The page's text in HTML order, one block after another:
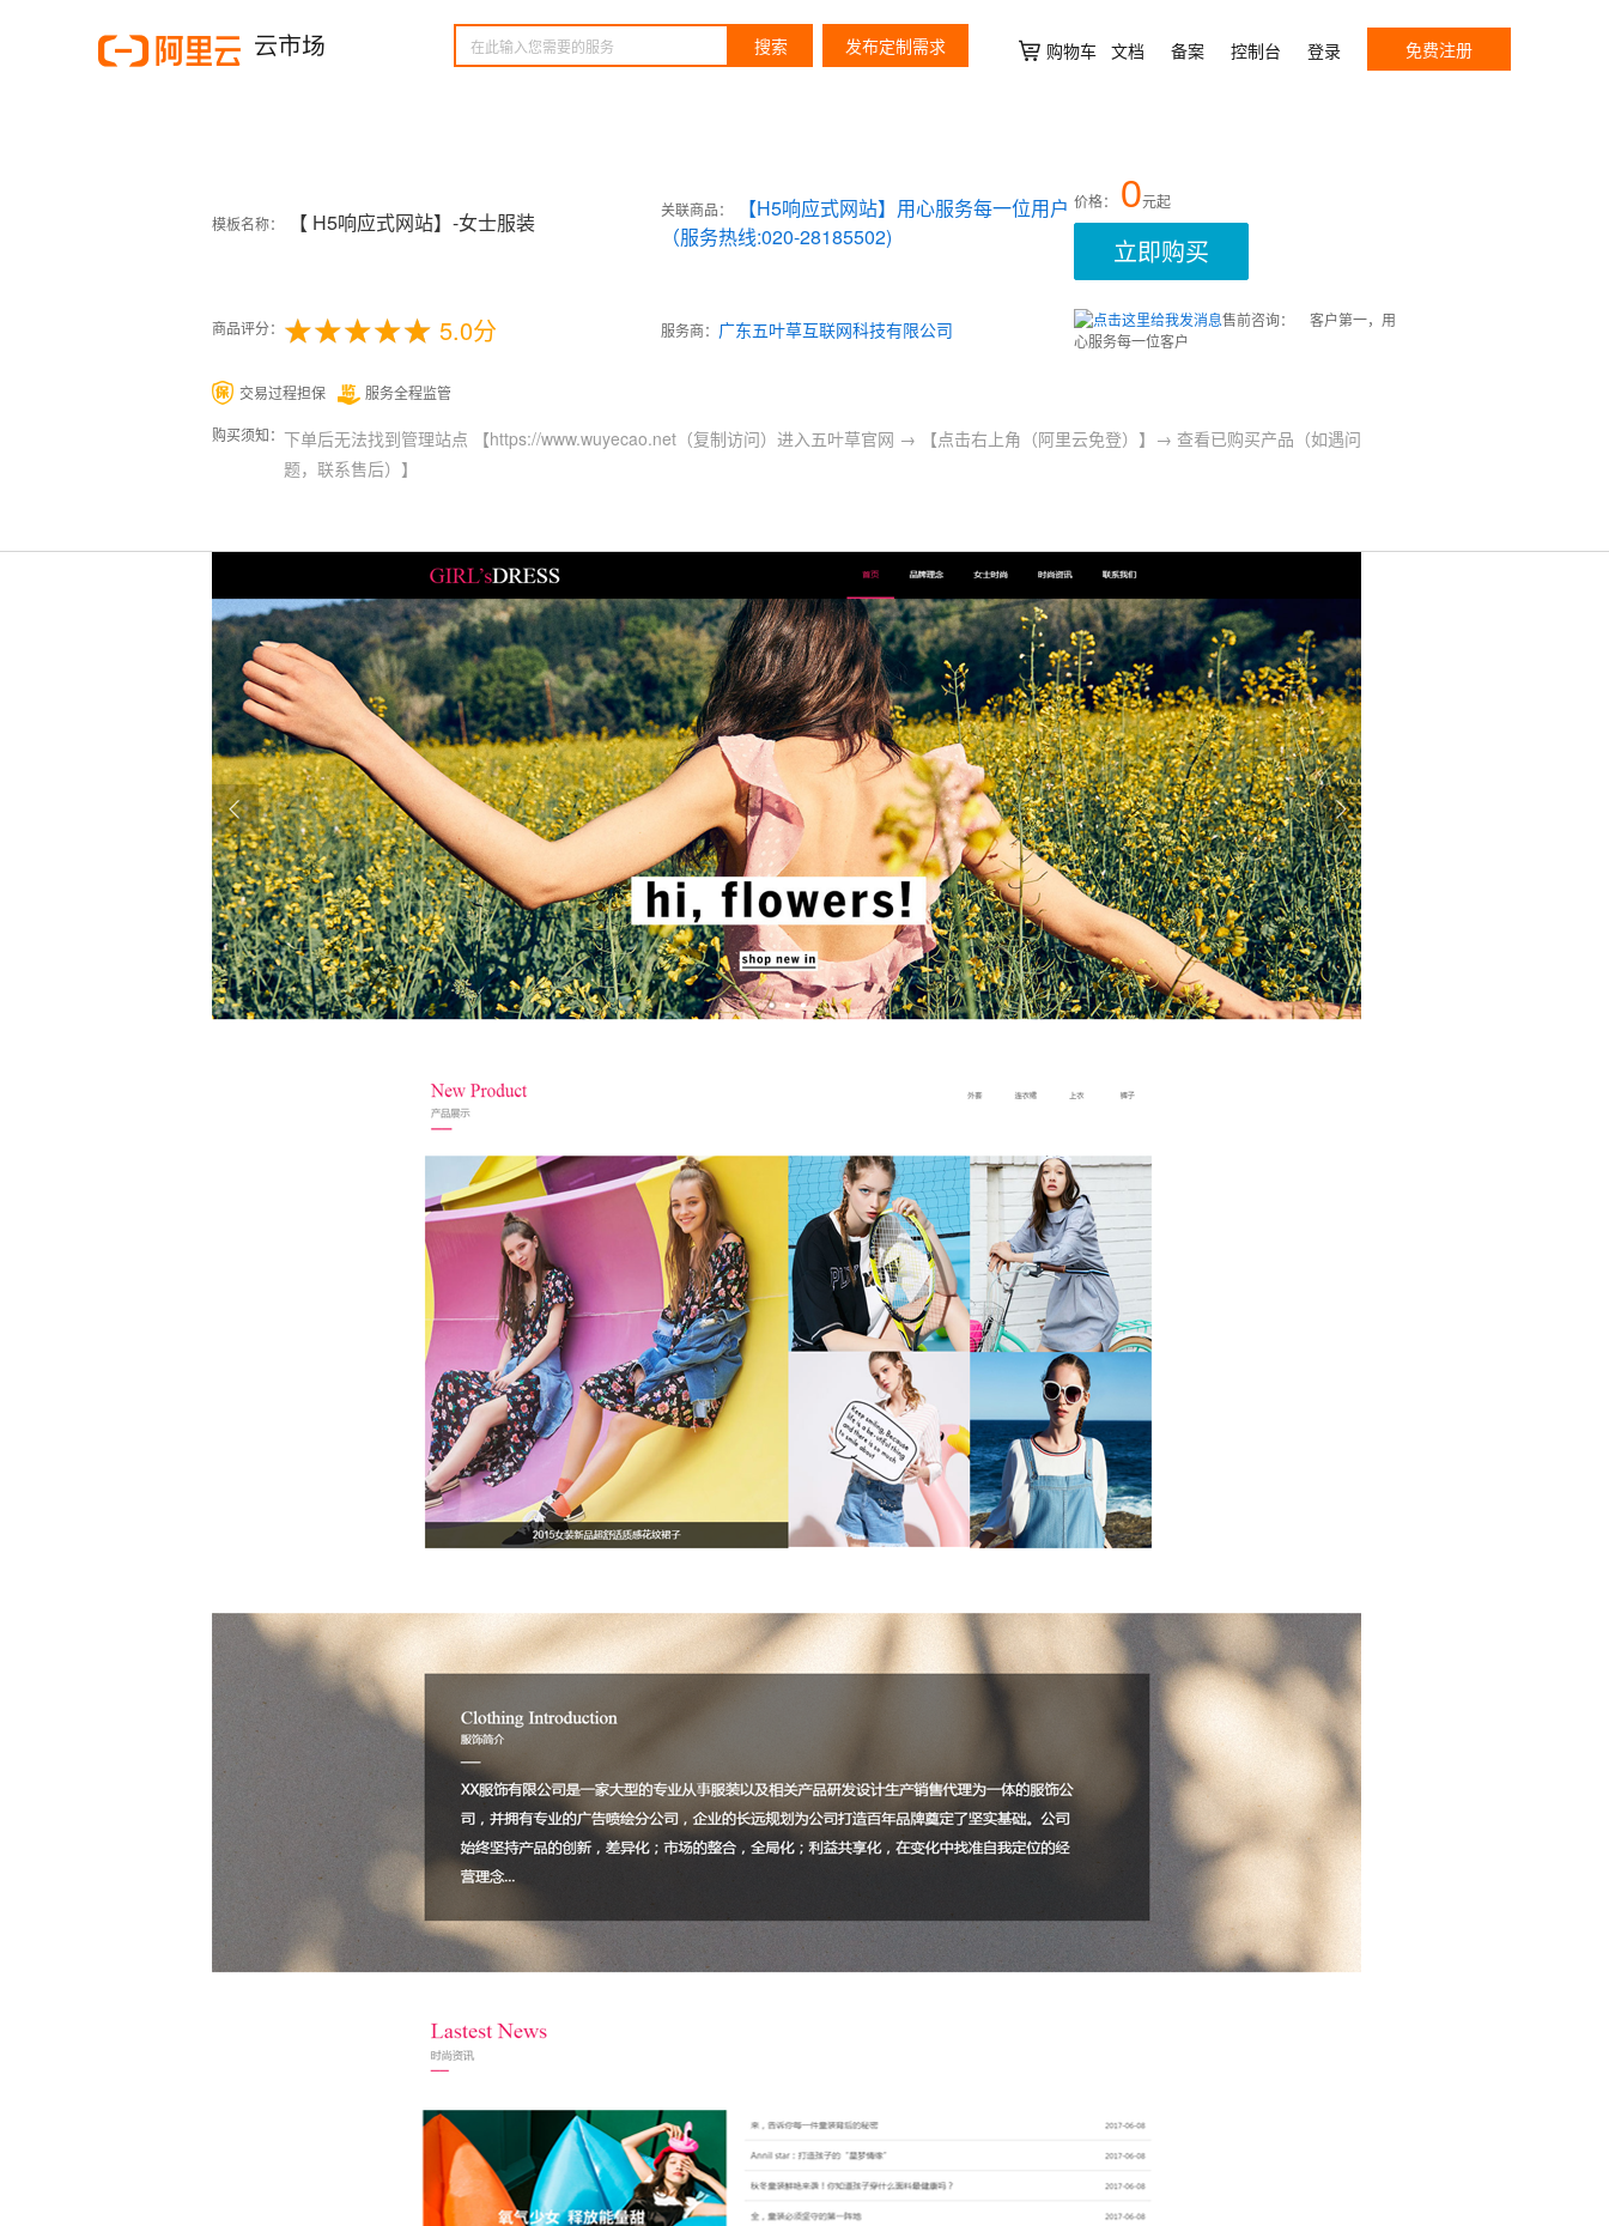
搜索 发布定制需求 购物车 文档 备案 控制台 登录 免费注册
模板名称： 【 H5响应式网站】-女士服装 关联商品：
【H5响应式网站】用心服务每一位用户
（服务热线:020-28185502)
价格： 0元起
立即购买
商品评分： 5.0分 服务商： 广东五叶草互联网科技有限公司 售前咨询：
客户第一，用
心服务每一位客户
交易过程担保 服务全程监管
购买须知： 下单后无法找到管理站点 【https://www.wuyecao.net（复制访问）进入五叶草官网 → 【点击右上角（阿里云免登）】→ 查看已购买产品（如遇问
题，联系售后）】